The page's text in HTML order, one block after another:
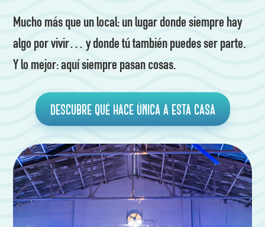
Mucho más que un local: un lugar donde siempre hay
algo por vivir… y donde tú también puedes ser parte.
Y lo mejor: aquí siempre pasan cosas.
Descubre qué hace única a esta casa